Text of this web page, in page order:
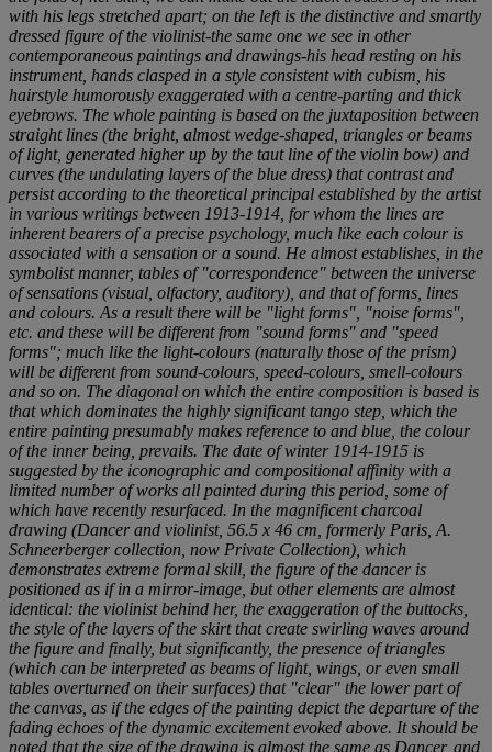
with his legs stretched apart; on the left is the distinctive and smartly
dressed figure of the violinist-the same one we see in other
contemporaneous paintings and drawings-his head resting on his
instrument, hands clasped in a style consistent with cubism, his
hairstyle humorously exaggerated with a centre-parting and thick
eyebrows. The whole painting is based on the juxtaposition between
straight lines (the bright, almost wedge-shaped, triangles or beams
of light, generated higher up by the taut line of the violin bow) and
curves (the undulating layers of the blue dress) that contrast and
persist according to the theoretical principal established by the artist
in various writings between 1913-1914, for whom the lines are
inherent bearers of a precise psychology, much like each colour is
associated with a sensation or a sound. He almost establishes, in the
symbolist manner, tables of "correspondence" between the universe
of sensations (visual, olfactory, auditory), and that of forms, lines
and colours. As a result there will be "light forms", "noise forms",
etc. and these will be different from "sound forms" and "speed
forms"; much like the light-colours (naturally those of the prism)
will be different from sound-colours, speed-colours, smell-colours
and so on. The diagonal on which the entire composition is based is
that which dominates the highly significant tango step, which the
entire painting presumably makes reference to and blue, the colour
of the inner being, prevails. The date of winter 1914-1915 is
suggested by the iconographic and compositional affinity with a
limited number of works all painted during this period, some of
which have recently resurfaced. In the magnificent charcoal
drawing (Dancer and violinist, 56.5 x 46 cm, formerly Paris, A.
Schneerberger collection, now Private Collection), which
demonstrates extreme formal skill, the figure of the dancer is
positioned as if in a mirror-image, but other elements are almost
identical: the violinist behind her, the exaggeration of the buttocks,
the style of the layers of the skirt that create swirling waves around
the figure and finally, but significantly, the presence of triangles
(which can be interpreted as beams of light, wings, or even small
tables overturned on their surfaces) that "clear" the lower part of
the canvas, as if the edges of the painting depict the departure of the
fading echoes of the dynamic excitement evoked above. It should be
noted that the size of the drawing is almost the same as Dancer, and